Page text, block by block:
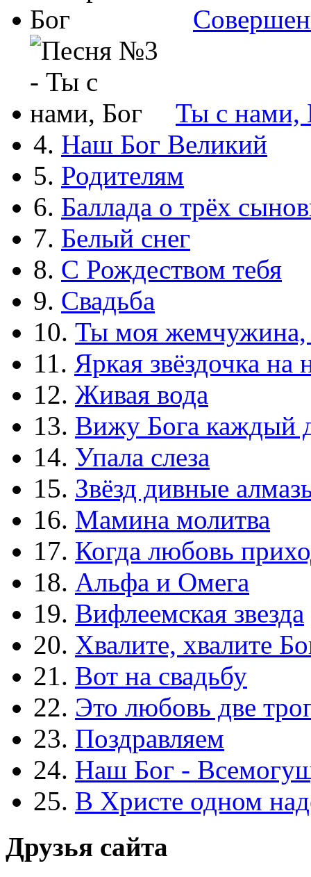
Ты с нами,
4. Наш Бог Великий
5. Родителям
6. Баллада о трёх
7. Белый снег
8. С Рождеством тебя
9. Свадьба
10. Ты моя жемчужина,
11. Яркая звёздочка на
12. Живая вода
13. Вижу Бога каждый
14. Упала слеза
15. Звёзд дивные
16. Мамина молитва
17. Когда любовь
18. Альфа и Омега
19. Вифлеемская звезда
20. Хвалите, хвалите
21. Вот на свадьбу
22. Это любовь две
23. Поздравляем
24. Наш Бог -
25. В Христе одном
Друзья сайта